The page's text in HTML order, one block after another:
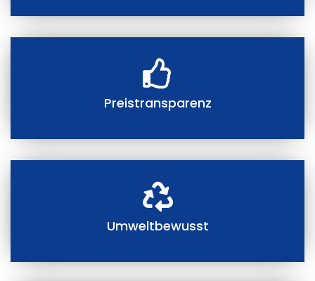
Preistransparenz
Umweltbewusst